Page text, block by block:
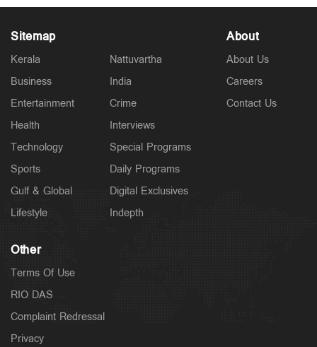
Sitemap
Kerala
Business
Entertainment
Health
Technology
Sports
Gulf & Global
Lifestyle
Nattuvartha
India
Crime
Interviews
Special Programs
Daily Programs
Digital Exclusives
Indepth
About
About Us
Careers
Contact Us
Other
Terms Of Use
RIO DAS
Complaint Redressal
Privacy